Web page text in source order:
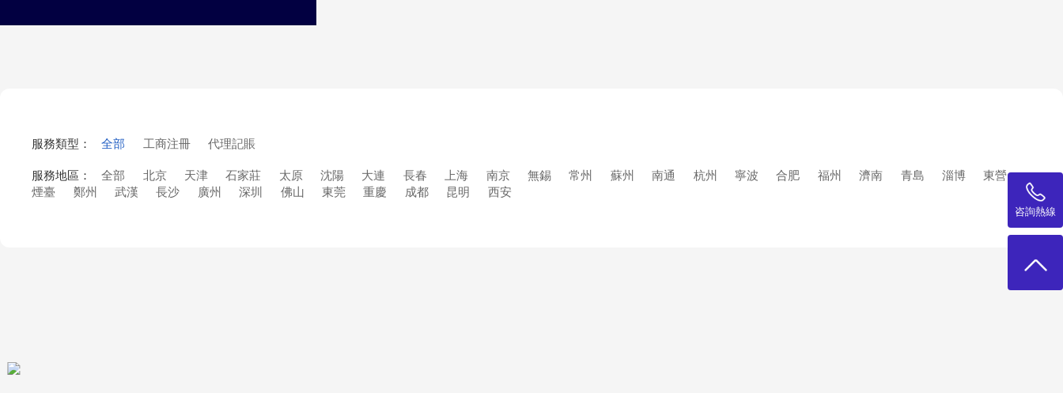
服務類型： 全部 工商注冊 代理記賬
服務地區： 全部 北京 天津 石家莊 太原 沈陽 大連 長春 上海 南京 無錫 常州 蘇州 南通 杭州 寧波 合肥 福州 濟南 青島 淄博
東營
煙臺
鄭州 武漢 長沙 廣州 深圳 佛山 東莞 重慶 成都 昆明 西安
咨詢熱線